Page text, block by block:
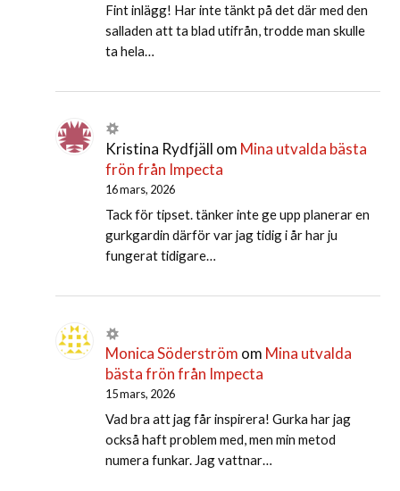
Fint inlägg! Har inte tänkt på det där med den
salladen att ta blad utifrån, trodde man skulle
ta hela…
Kristina Rydfjäll om Mina utvalda bästa
frön från Impecta
16 mars, 2026
Tack för tipset. tänker inte ge upp planerar en
gurkgardin därför var jag tidig i år har ju
fungerat tidigare…
Monica Söderström om Mina utvalda
bästa frön från Impecta
15 mars, 2026
Vad bra att jag får inspirera! Gurka har jag
också haft problem med, men min metod
numera funkar. Jag vattnar…